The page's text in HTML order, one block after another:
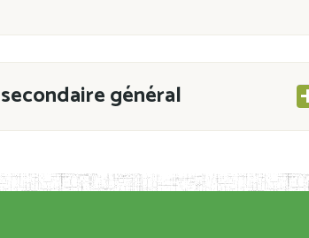
général
CAB du 21 mars 2011 portant ouverture
immatriculés et inscrits au